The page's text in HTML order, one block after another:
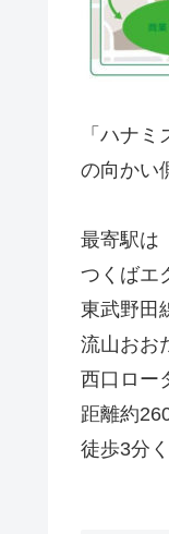
「ハナミ
の向かい
最寄駅は
つくばエ
東武野田
流山おお
西口ロー
距離約
徒歩3分く